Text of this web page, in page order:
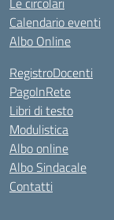
Calendario eventi
Albo Online
RegistroDocenti
PagoInRete
Libri di testo
Modulistica
Albo online
Albo Sindacale
Contatti